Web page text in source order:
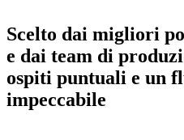
Scelto dai migliori
e dai team di
ospiti puntuali e un
impeccabile